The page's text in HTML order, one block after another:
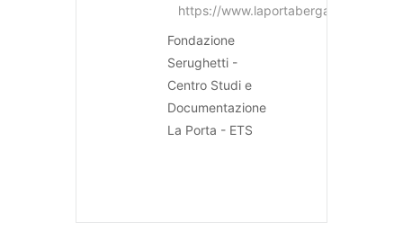
https://www.laportabergamo.it
Fondazione
Serughetti -
Centro Studi e
Documentazione
La Porta - ETS